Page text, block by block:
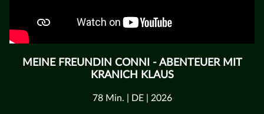
MEINE FREUNDIN CONNI - ABENTEUER MIT
KRANICH KLAUS
78 Min. | DE | 2026